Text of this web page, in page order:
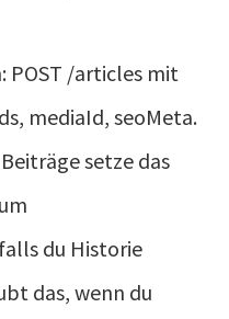
POST /articles mit
mediaId, seoMeta.
setze das
du Historie
das, wenn du